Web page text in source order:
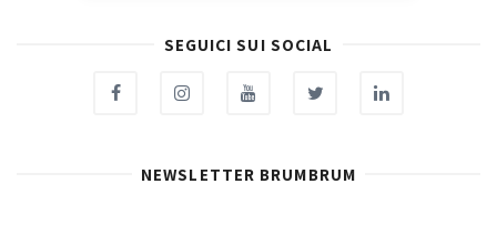
SEGUICI SUI SOCIAL
NEWSLETTER BRUMBRUM